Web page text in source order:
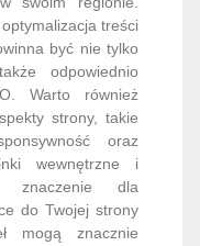
treści
być nie tylko
odpowiednio
Warto również
strony, takie
oraz
wewnętrzne i
znaczenie dla
do Twojej strony
mogą znacznie